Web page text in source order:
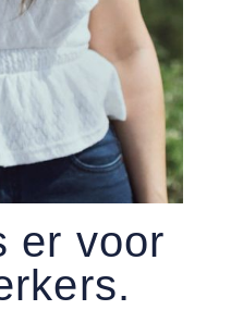
er voor